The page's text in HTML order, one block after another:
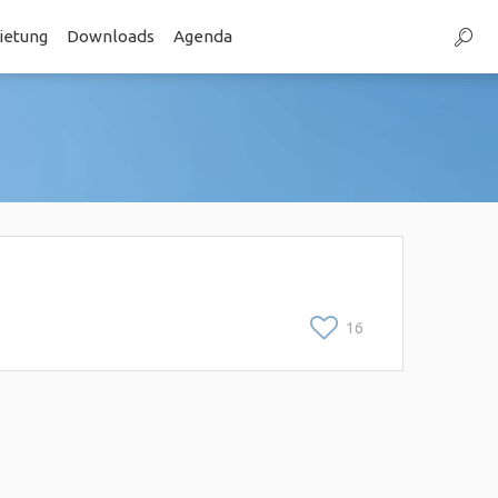
Downloads Agenda
16